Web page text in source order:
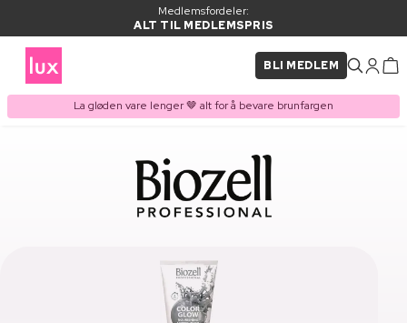
Medlemsfordeler:
ALT TIL MEDLEMSPRIS
BLI MEDLEM
La gløden vare lenger 🤎 alt for å bevare brunfargen